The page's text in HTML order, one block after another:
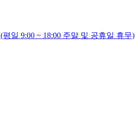
(평일 9:00 ~ 18:00 주말 및 공휴일 휴무)